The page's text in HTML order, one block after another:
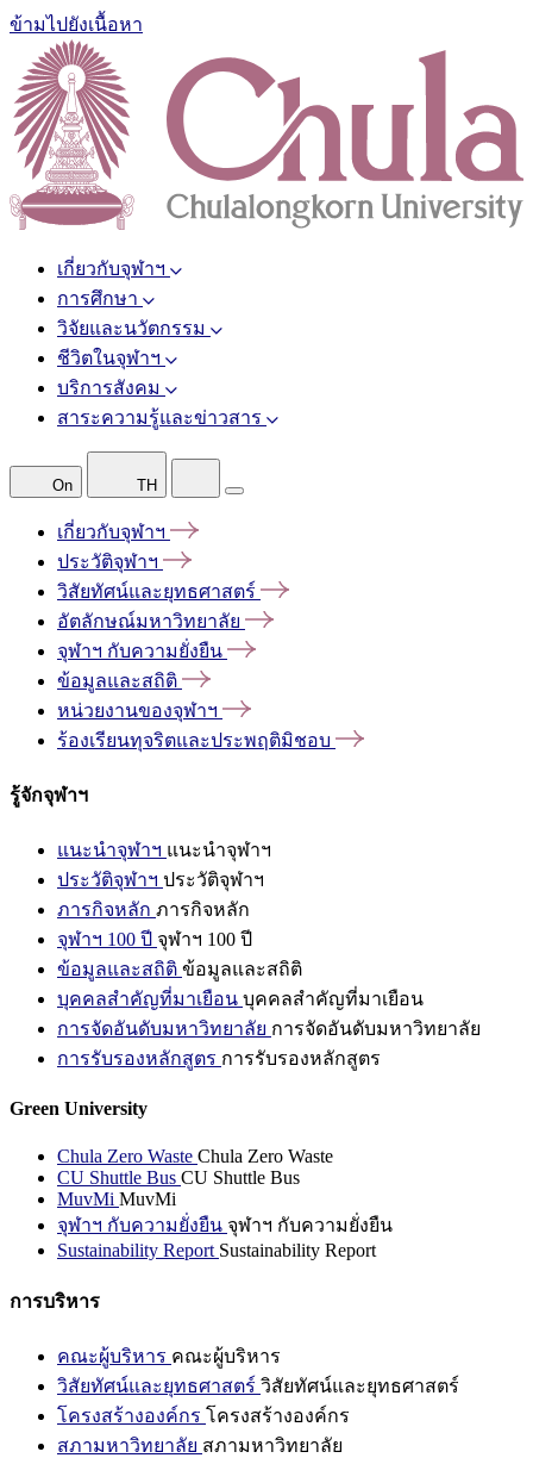
ข้ามไปยังเนื้อหา
เกี่ยวกับจุฬาฯ
การศึกษา
วิจัยและนวัตกรรม
ชีวิตในจุฬาฯ
บริการสังคม
สาระความรู้และข่าวสาร
On TH
เกี่ยวกับจุฬาฯ
ประวัติจุฬาฯ
วิสัยทัศน์และยุทธศาสตร์
อัตลักษณ์มหาวิทยาลัย
จุฬาฯ กับความยั่งยืน
ข้อมูลและสถิติ
หน่วยงานของจุฬาฯ
ร้องเรียนทุจริตและประพฤติมิชอบ
รู้จักจุฬาฯ
แนะนำจุฬาฯ แนะนำจุฬาฯ
ประวัติจุฬาฯ ประวัติจุฬาฯ
ภารกิจหลัก ภารกิจหลัก
จุฬาฯ 100 ปี จุฬาฯ 100 ปี
ข้อมูลและสถิติ ข้อมูลและสถิติ
บุคคลสำคัญที่มาเยือน บุคคลสำคัญที่มาเยือน
การจัดอันดับมหาวิทยาลัย การจัดอันดับมหาวิทยาลัย
การรับรองหลักสูตร การรับรองหลักสูตร
Green University
Chula Zero Waste Chula Zero Waste
CU Shuttle Bus CU Shuttle Bus
MuvMi MuvMi
จุฬาฯ กับความยั่งยืน จุฬาฯ กับความยั่งยืน
Sustainability Report Sustainability Report
การบริหาร
คณะผู้บริหาร คณะผู้บริหาร
วิสัยทัศน์และยุทธศาสตร์ วิสัยทัศน์และยุทธศาสตร์
โครงสร้างองค์กร โครงสร้างองค์กร
สภามหาวิทยาลัย สภามหาวิทยาลัย